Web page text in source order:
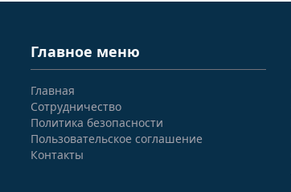
Главное меню
Главная
Сотрудничество
Политика безопасности
Пользовательское соглашение
Контакты